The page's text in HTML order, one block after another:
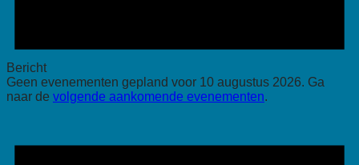
Bericht
Geen evenementen gepland voor 10 augustus 2026. Ga
naar de volgende aankomende evenementen.